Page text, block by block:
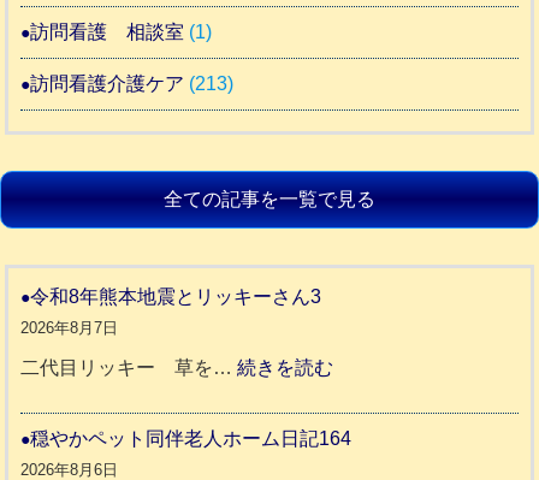
訪問看護 相談室 (1)
訪問看護介護ケア (213)
全ての記事を一覧で見る
令和8年熊本地震とリッキーさん3
2026年8月7日
二代目リッキー 草を…続きを読む
和
穏やかペット同伴老人ホーム日記164
2026年8月6日